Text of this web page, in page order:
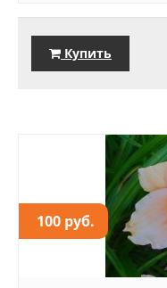
Купить
100 руб.